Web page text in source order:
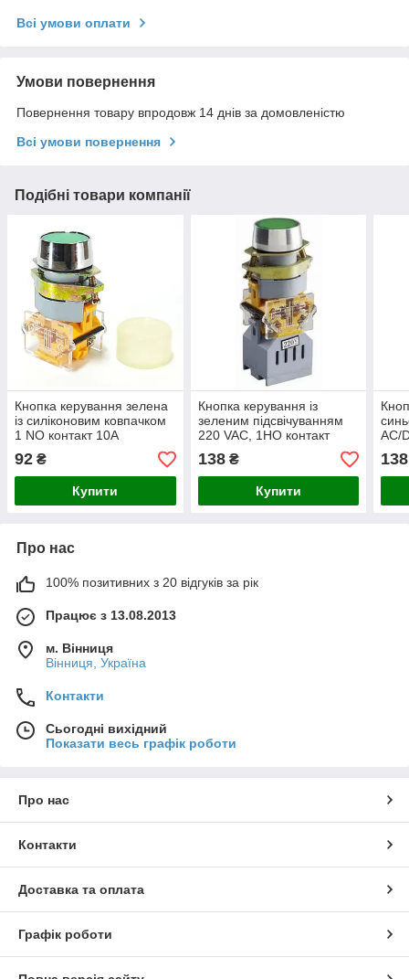
Всі умови оплати
Умови повернення
Повернення товару впродовж 14 днів за домовленістю
Всі умови повернення
Подібні товари компанії
Кнопка керування зелена
із силіконовим ковпачком
1 NO контакт 10А
92 ₴
Купити
Кнопка керування із
зеленим підсвічуванням
220 VAC, 1НО контакт
138₴
Купити
AC/
10А
138
Про нас
100% позитивних з 20 відгуків за рік
Працює з 13.08.2013
м. Вінниця
Вінниця, Україна
Контакти
Сьогодні вихідний
Показати весь графік роботи
Про нас
Контакти
Доставка та оплата
Графік роботи